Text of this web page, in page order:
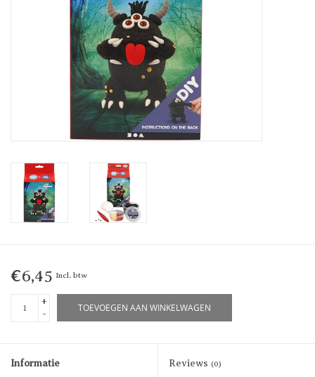
€6,45 Incl. btw
+
-
TOEVOEGEN AAN WINKELWAGEN
Informatie Reviews (0)